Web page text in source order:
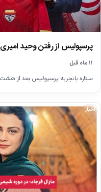
پرسپولیس از رفتن وحید
۱۱ ماه قبل
ستاره باتجربه پرسپولیس بعد از
اخبار